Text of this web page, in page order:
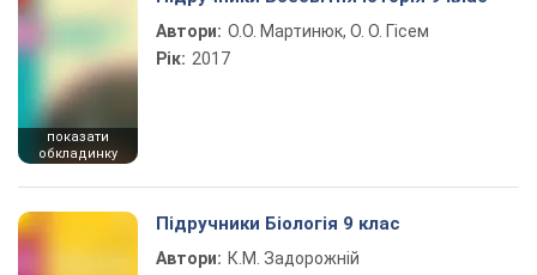
показати
обкладинку
Автори: О.О. Мартинюк, О. О. Гісем
Рік: 2017
Підручники Біологія 9 клас
Автори: К.М. Задорожній